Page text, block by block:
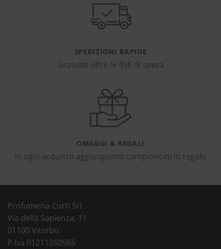
SPEDIZIONI RAPIDE
Gratuite oltre le 45€ di spesa
OMAGGI & REGALI
In ogni acquisto aggiungiamo campioncini in regalo
Profumeria Curti Srl
Via della Sapienza, 11
01100 Viterbo
P.Iva 01211260565